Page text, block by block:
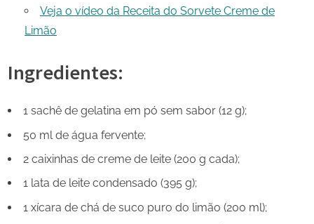
Veja o vídeo da Receita do Sorvete Creme de
Limão
Ingredientes:
1 sachê de gelatina em pó sem sabor (12 g);
50 ml de água fervente;
2 caixinhas de creme de leite (200 g cada);
1 lata de leite condensado (395 g);
1 xícara de chá de suco puro do limão (200 ml);